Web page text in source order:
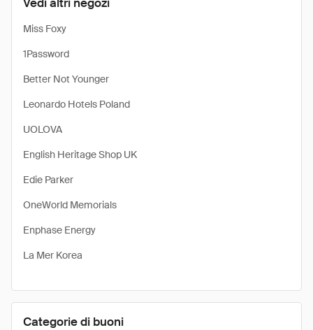
Miss Foxy
1Password
Better Not Younger
Leonardo Hotels Poland
UOLOVA
English Heritage Shop UK
Edie Parker
OneWorld Memorials
Enphase Energy
La Mer Korea
Categorie di buoni